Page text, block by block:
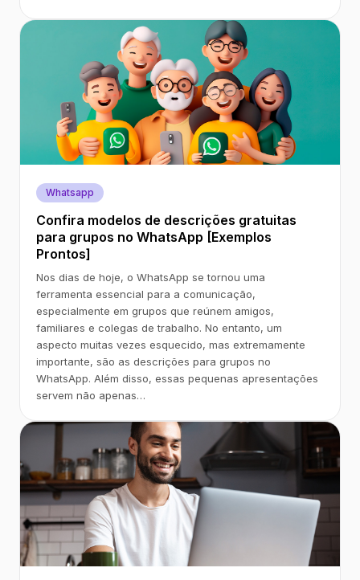
Whatsapp
Confira modelos de descrições gratuitas
para grupos no WhatsApp [Exemplos
Prontos]
Nos dias de hoje, o WhatsApp se tornou uma
ferramenta essencial para a comunicação,
especialmente em grupos que reúnem amigos,
familiares e colegas de trabalho. No entanto, um
aspecto muitas vezes esquecido, mas extremamente
importante, são as descrições para grupos no
WhatsApp. Além disso, essas pequenas apresentações
servem não apenas…